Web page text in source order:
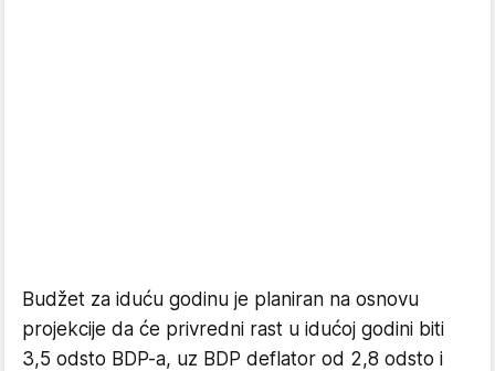
Budžet za iduću godinu je planiran na osnovu
projekcije da će privredni rast u idućoj godini biti
3,5 odsto BDP-a, uz BDP deflator od 2,8 odsto i